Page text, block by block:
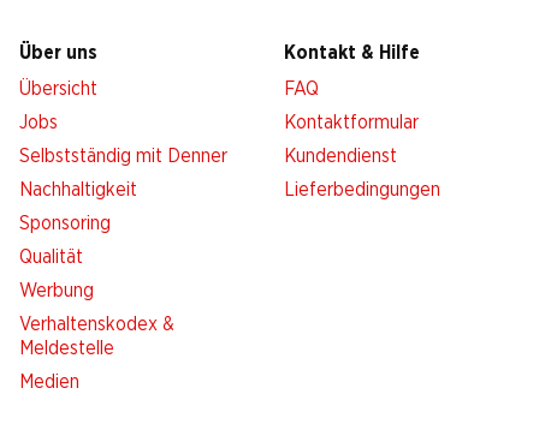
Über uns
Übersicht
Jobs
Selbstständig mit Denner
Nachhaltigkeit
Sponsoring
Qualität
Werbung
Verhaltenskodex &
Meldestelle
Medien
Kontakt & Hilfe
FAQ
Kontaktformular
Kundendienst
Lieferbedingungen